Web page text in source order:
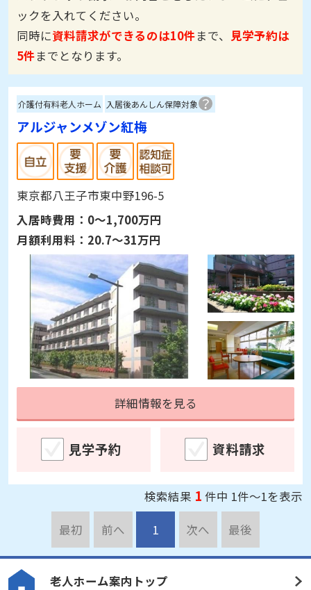
ックを入れてください。
同時に資料請求ができるのは10件まで、 見学予約は
5件までとなります。
介護付有料老人ホーム 入居後あんしん保障対象
アルジャンメゾン紅梅
東京都八王子市東中野196-5
入居時費用： 0～1,700万円
月額利用料： 20.7～31万円
詳細情報を見る
見学予約 資料請求
検索結果 1件中 1件～1を表示
最初
前へ 1 次へ 最後
老人ホーム案内トップ